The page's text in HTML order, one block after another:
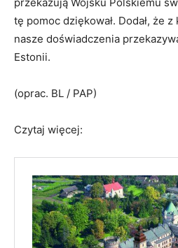
przekazują Wojsku Polskiemu
tę pomoc dziękował. Dodał, że
nasze doświadczenia
Estonii.
(oprac. BL / PAP)
Czytaj więcej: